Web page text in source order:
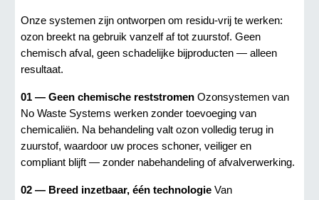
Onze systemen zijn ontworpen om residu-vrij te werken:
ozon breekt na gebruik vanzelf af tot zuurstof. Geen
chemisch afval, geen schadelijke bijproducten — alleen
resultaat.
01 — Geen chemische reststromen Ozonsystemen van
No Waste Systems werken zonder toevoeging van
chemicaliën. Na behandeling valt ozon volledig terug in
zuurstof, waardoor uw proces schoner, veiliger en
compliant blijft — zonder nabehandeling of afvalverwerking.
02 — Breed inzetbaar, één technologie Van